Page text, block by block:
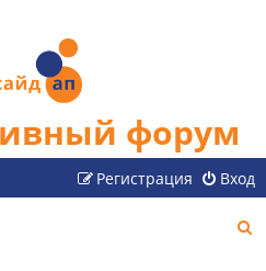
форум
Вход
Регистрация